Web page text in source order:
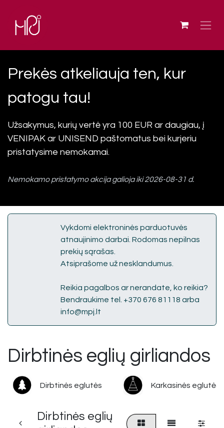
Prekės atkeliauja ten, kur
patogu tau!
Užsakymus, kurių vertė yra 100 EUR ar daugiau, į
VENIPAK ar UNISEND paštomatus bei kurjeriu
pristatysime nemokamai.
Nemokamo pristatymo akcija galioja iki 2026-08-31 d.
Vykdomi elektroninės parduotuvės
atnaujinimo darbai. Rodomas nepilnas
prekių sąrašas.
Atsiprašome už nesklandumus.
Reikia pagalbos ar nerandate, ko reikia?
Bendraukime tel. +370 676 81118 arba
info@mpj.lt
Dirbtinės eglių girliandos
Dirbtinės eglutės Karkasinės eglutės
Dirbtinės eglių